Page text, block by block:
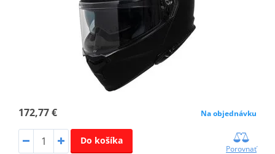
172,77 € Na objednávku
Do košíka
Porovnať